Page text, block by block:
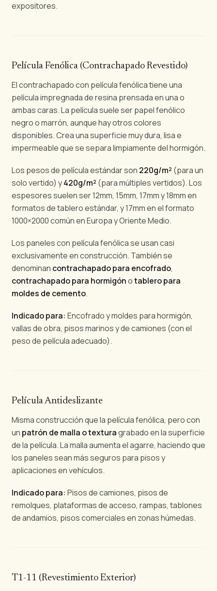
expositores.
Película Fenólica (Contrachapado Revestido)
El contrachapado con película fenólica tiene una
película impregnada de resina prensada en una o
ambas caras. La película suele ser papel fenólico
negro o marrón, aunque hay otros colores
disponibles. Crea una superficie muy dura, lisa e
impermeable que se separa limpiamente del hormigón.
Los pesos de película estándar son 220g/m² (para un
solo vertido) y420g/m² (para múltiples vertidos). Los
espesores suelen ser 12mm, 15mm, 17mm y 18mm en
formatos de tablero estándar, y 17mm en el formato
1000×2000 común en Europa y Oriente Medio.
Los paneles con película fenólica se usan casi
exclusivamente en construcción. También se
denominan contrachapado para encofrado,
contrachapado para hormigónotablero para
moldes de cemento.
Indicado para: Encofrado y moldes para hormigón,
vallas de obra, pisos marinos y de camiones (con el
peso de película adecuado).
Película Antideslizante
Misma construcción que la película fenólica, pero con
un patrón de malla o texturagrabado en la superficie
de la película. La malla aumenta el agarre, haciendo que
los paneles sean más seguros para pisos y
aplicaciones en vehículos.
Indicado para: Pisos de camiones, pisos de
remolques, plataformas de acceso, rampas, tablones
de andamios, pisos comerciales en zonas húmedas.
T1-11 (Revestimiento Exterior)